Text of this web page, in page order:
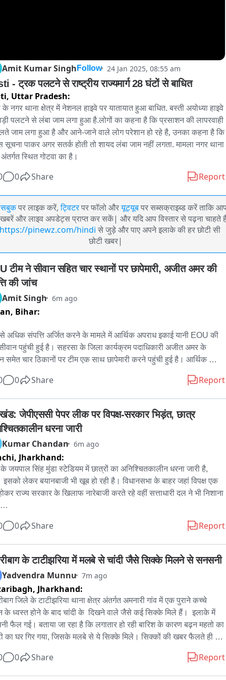
Amit Kumar Singh Follow 24 Jan 2025, 08:55 am
- ट्रक पलटने से राष्ट्रीय राज्यमार्ग 28 घंटों से बाधित
Uttar Pradesh:
के नगर थाना क्षेत्र में नेशनल हाइवे पर यातायात हुआ बाधित. बस्ती अयोध्या हाइवे
पलटने से लंबा जाम लगा हुआ है.लोगों का कहना है कि प्रसाशन की लापरवाही
जाम लगा हुआ है और आने-जाने वाले लोग परेशान हो रहे है, उनका कहना है कि
सूचना पाकर अगर सतर्क होती तो शायद लंबा जाम नहीं लगता. मामला नगर थाना
अंतर्गत स्थित गोटवा का है।
0 Share Report
पर लाइक करें, ट्विटर पर फॉलो औरयूट्यूब पर सब्सक्राइब्ड करें ताकि
खबरें और लाइव अपडेट्स प्राप्त कर सकें| और यदि आप विस्तार से पढ़ना चाहते
https://pinewz.com/hindi से जुड़े और पाए अपने इलाके की हर छोटी सी
छोटी खबर|
टीम ने सीवान सहित चार स्थानों पर छापेमारी, अजीत अमर की
की जांच
Amit Singh 6m ago
Bihar:
अधिक संपत्ति अर्जित करने के मामले में आर्थिक अपराध इकाई यानी EOU की
पहुंची हुई है। सहरसा के जिला कार्यक्रम पदाधिकारी अजीत अमर के
समेत चार ठिकानों पर टीम एक साथ छापेमारी करने पहुंची हुई है। आर्थिक
पैतृक आवास पर पहुंची हुई है। हालांकि मकान बंद मिलने के कारण टीम मकान
गए है और मकान के बाहर पुलिस बल की तैनाती की गई है। प्रारंभिक जांच में
अमर के पास ज्ञात आय से 72.35 प्रतिशत अधिक, यानी 62 लाख 20 हजार
की अतिरिक्त संपत्ति होने के प्रथम दृष्टया साक्ष्य मिलने के बाद यह कार्रवाई
रही है। फिलहाल आर्थिक अपराध इकाई की टीमें एक साथ चार स्थानों पर
ले रही हैं। इनमें सीवान के दारौंदा स्थित पैतृक आवास, सहरसा के नया बाजार
किराये का मकान, सहरसा स्थित सरकारी कार्यालय कक्ष और छपरा के गंडक
स्थित सरकारी आवास शामिल हैं। सभी जगह पुलिस उपाधीक्षक स्तर के
के नेतृत्व में तलाशी अभियान जारी है।
0 Share Report
जेपीएससी पेपर लीक पर विपक्ष-सरकार भिड़ंत, छात्र
धरना जारी
Kumar Chandan 6m ago
Jharkhand:
के जयपाल सिंह मुंडा स्टेडियम में छात्रों का अनिश्चितकालीन धरना जारी है,
इसको लेकर बयानबाजी भी खूब हो रही है। विधानसभा के बाहर जहां विपक्ष एक
राज्य सरकार के खिलाफ नारेबाजी करते रहे वहीं सत्ताधारी दल ने भी निशाना
सुदिव्य सोनू ने प्रतिक्रिया देते हुए कहा, बीजेपी के वरिष्ठ नेता बाबूलाल से आग्रह
नाम भेजे देते, जो कोचिंग माफिया हैं वार्ता का इतना शौक तो वो अपना नाम भी भेज
से अपने आंदोलन को राजनीतिक दल के पास गिरवी नहीं रखें। छात्रों के मुद्दे
से समाधान राज्य सरकार निकालना चाहती है। छद्म राजनीति नहीं
छात्रों का प्रतिनिधिमंडल जब सरकार से बात करना चाहेगा , स्वागत है।
आंदोलन के प्रतिनिधिमंडल में किस पूर्व महाधिवक्ता का नाम देखा है, फिर
अपना नाम डाल दें। पहली और दूसरी जेपीएससी में गड़बड़ी कर नौकरी करने
लेकर बाबूलाल क्या कहेगें。
गाधी यूपीए के नेता हैं, वो भी छात्रों के समस्या का समाधान चाहते हैं।
...सुदिव्य सोनू, मंत्री
0 Share Report
के टाटीझरिया में मलबे से चांदी जैसे सिक्के मिलने से सनसनी
Yadvendra Munnu 7m ago
Jharkhand:
जिले के टाटीझरिया थाना क्षेत्र अंतर्गत अमनारी गांव में एक पुराने कच्चे
के ध्वस्त होने के बाद चांदी के  दिखने वाले जैसे कई सिक्के मिले हैं।  इलाके में
फैल गई। बताया जा रहा है कि लगातार हो रही बारिश के कारण बढ़न महतो का
का घर गिर गया, जिसके मलबे से ये सिक्के मिले। सिक्कों की खबर फैलते ही
हैं और उनकी वास्तविकता क्या है। प्रशासन की ओर से अभी आधिकारिक पुष्टि
0 Share Report